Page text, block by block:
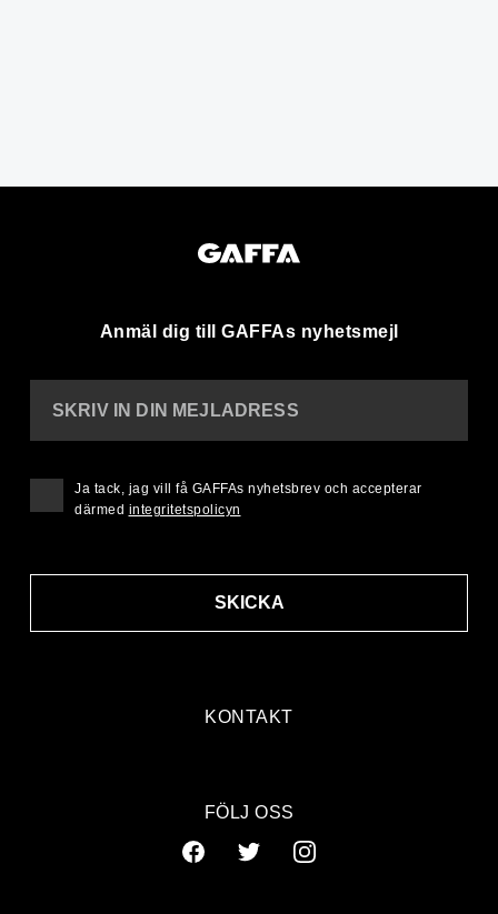
Anmäl dig till GAFFAs nyhetsmejl
KONTAKT
SKRIV IN DIN MEJLADRESS
SKICKA
Ja tack, jag vill få GAFFAs nyhetsbrev och accepterar
därmed integritetspolicyn
FÖLJ OSS